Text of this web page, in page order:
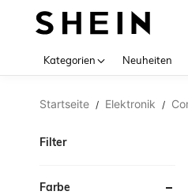
Kategorien Neuheiten
Startseite / Elektronik /
Filter
Farbe